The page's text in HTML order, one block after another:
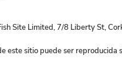
Site Limited, 7/8 Liberty St,
este sitio puede ser reproducida